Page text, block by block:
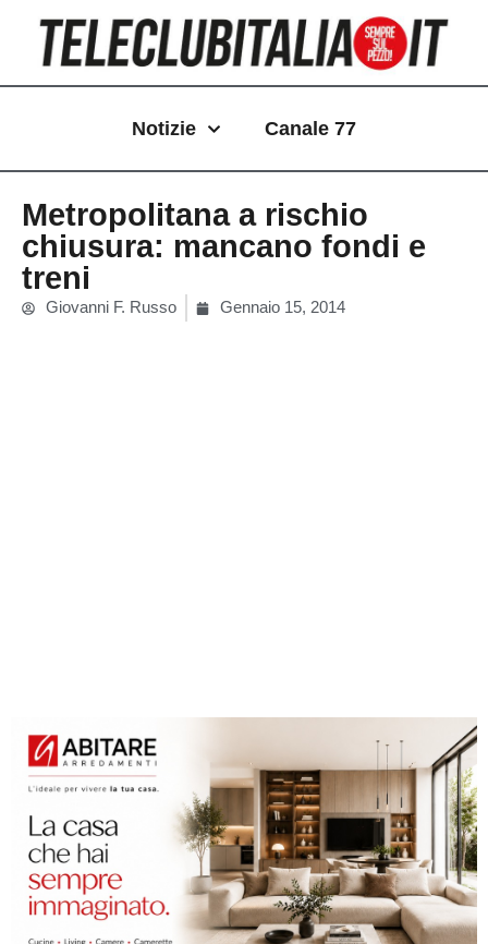
contenuto
Notizie Canale 77
Metropolitana a rischio
chiusura: mancano fondi e
treni
Giovanni F. Russo Gennaio 15, 2014